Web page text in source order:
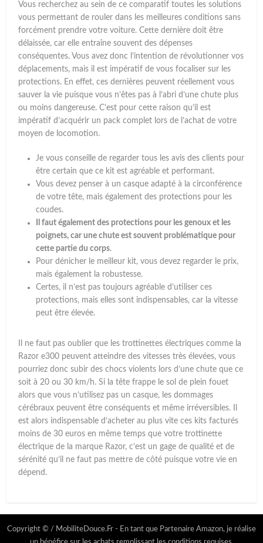
Vous recherchez au sein de ce comparatif toutes les solutions
vous permettant de rouler dans les meilleures conditions sans
forcément prendre votre voiture. Cette dernière doit être
délaissée, car elle entraîne souvent des dépenses
conséquentes. Vous avez donc l’intention de révolutionner vos
déplacements, mais il est impératif de vous focaliser sur les
protections. En effet, ces dernières peuvent réellement vous
sauver la vie puisque vous n’êtes pas à l’abri d’une chute plus
ou moins dangereuse. C’est pour cette raison qu’il est
impératif d’acquérir un pack complet lors de l’achat de votre
moyen de locomotion.
Je vous conseille de regarder tous les avis des clients pour
être certain que ce kit est agréable et performant.
Vous devez penser à un casque adapté à la circonférence
de votre tête, mais également des protections pour les
coudes.
Il faut également des protections pour les genoux et les
poignets, car une chute est souvent problématique pour
cette partie du corps.
Pour dénicher le meilleur kit, vous devez regarder le prix,
mais également la robustesse.
Certes, il n’est pas toujours agréable d’utiliser ces
protections, mais elles sont indispensables, car la vitesse
peut être élevée.
Il ne faut pas oublier que les trottinettes électriques comme la
Razor e300 peuvent atteindre des vitesses très élevées, vous
pourriez donc subir des chocs violents lors d’une chute que ce
soit à 20 ou 30 km/h. Si la tête frappe le sol de plein fouet
alors que vous n’utilisez pas un casque, les dommages
cérébraux peuvent être conséquents et même irréversibles. Il
est alors indispensable d’acheter au plus vite ces kits facturés
moins de 30 euros en même temps que votre trottinette
électrique de la marque Razor, c’est un gage de qualité et de
sérénité qu’il ne faut pas mettre de côté puisque votre vie en
dépend.
Copyright © / MobiliteDouce.Fr - En tant que Partenaire Amazon, je réalise